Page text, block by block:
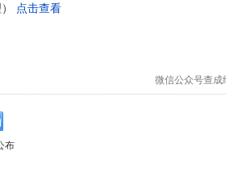
点击查看
微信公众号查成
布